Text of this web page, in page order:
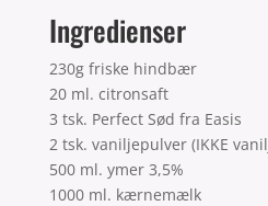
Ingredienser
230g friske hindbær
20 ml. citronsaft
3 tsk. Perfect Sød fra Easis
2 tsk. vaniljepulver (IKKE
500 ml. ymer 3,5%
1000 ml. kærnemælk